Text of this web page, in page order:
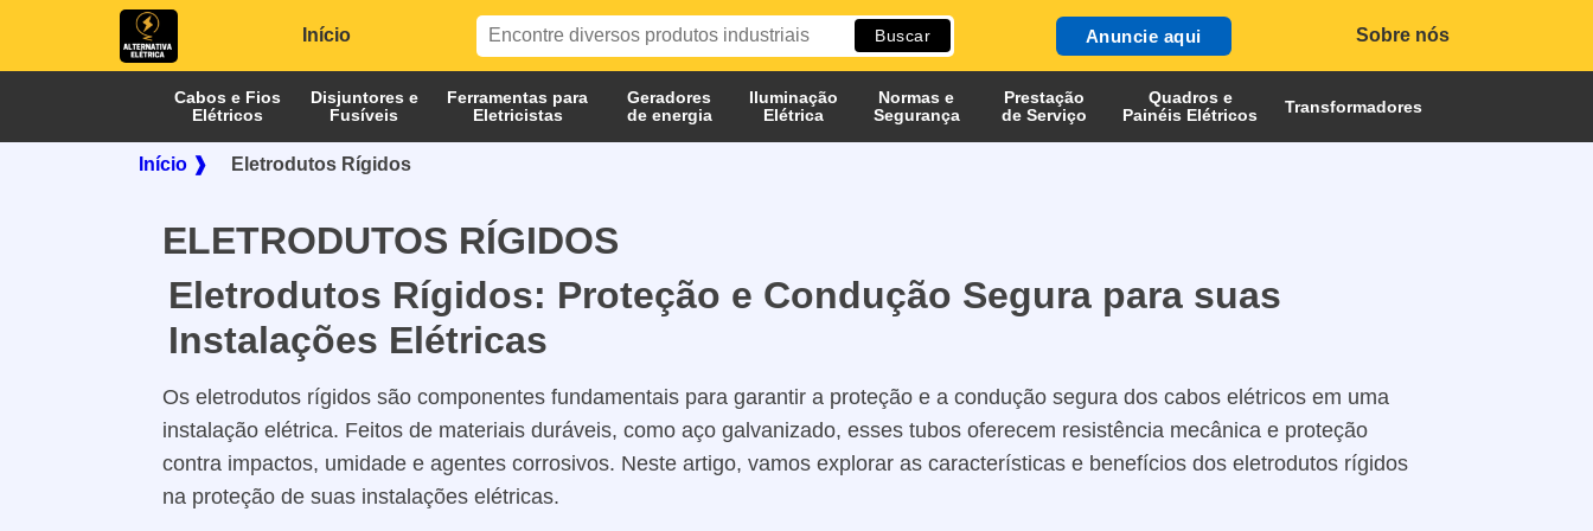
Início Anuncie aqui Sobre nós
Cabos e Fios
Elétricos
Disjuntores e
Fusíveis
Ferramentas para
Eletricistas
Geradores
de energia
Iluminação
Elétrica
Normas e
Segurança
Prestação
de Serviço
Quadros e
Painéis Elétricos
Transformadores
Início ❱ Eletrodutos Rígidos
ELETRODUTOS RÍGIDOS
Eletrodutos Rígidos: Proteção e Condução Segura para suas
Instalações Elétricas
Os eletrodutos rígidos são componentes fundamentais para garantir a proteção e a condução segura dos cabos elétricos em uma
instalação elétrica. Feitos de materiais duráveis, como aço galvanizado, esses tubos oferecem resistência mecânica e proteção
contra impactos, umidade e agentes corrosivos. Neste artigo, vamos explorar as características e benefícios dos eletrodutos rígidos
na proteção de suas instalações elétricas.